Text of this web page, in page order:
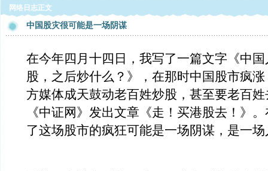
网络日志正文
中国股灾很可能是一场阴谋
在今年四月十四日，我写了一篇文字《中
股，之后炒什么？》，在那时中国股市疯
方媒体成天鼓动老百姓炒股，甚至要老百
《中证网》发出文章《走！买港股去！》
了这场股市的疯狂可能是一场阴谋，是一